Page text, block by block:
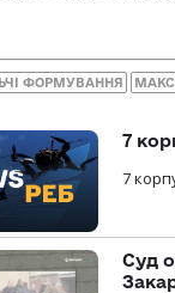
ФОРМУВАННЯ
7
7
Суд